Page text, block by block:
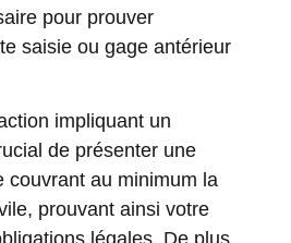
pour prouver
saisie ou gage antérieur
impliquant un
de présenter une
couvrant au minimum la
prouvant ainsi votre